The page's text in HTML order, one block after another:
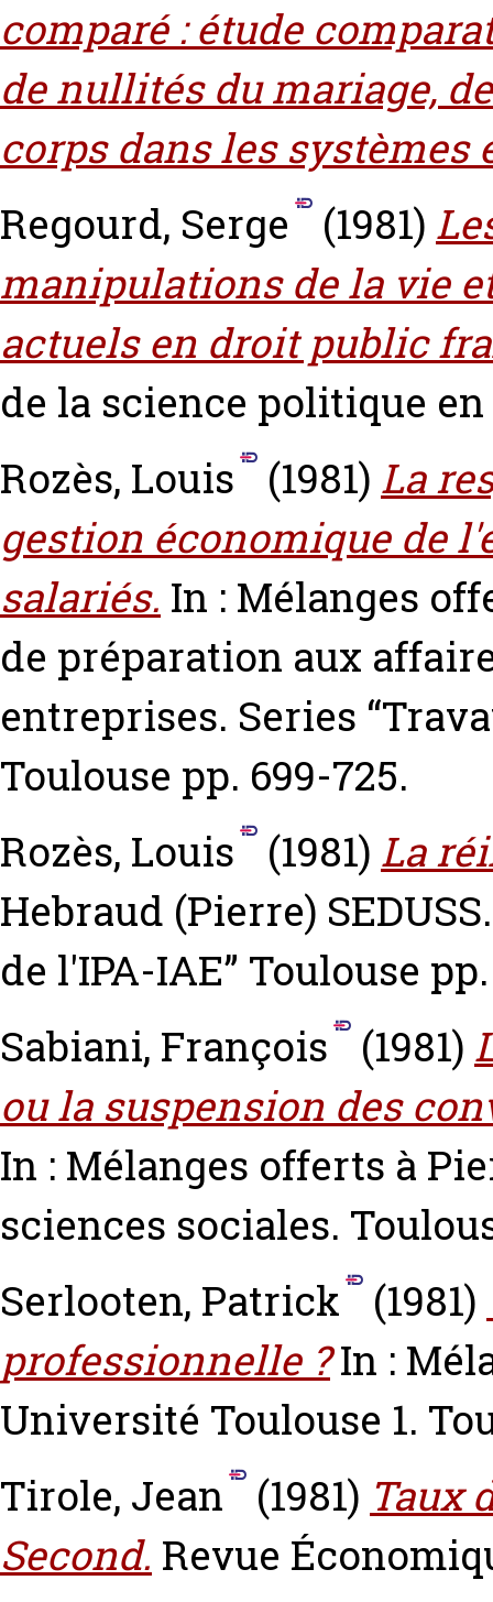
comparé : étude
de nullités du mariage,
corps dans les systèmes
Regourd, Serge
(1981)
manipulations de la vie
actuels en droit public
de la science politique
Rozès, Louis
(1981) La
gestion économique de
salariés. In : Mélanges
de préparation aux
entreprises. Series
Toulouse pp. 699-725.
Rozès, Louis
(1981) La
Hebraud (Pierre)
de l'IPA-IAE” Toulouse
Sabiani, François
(1981)
ou la suspension des
In : Mélanges offerts à
sciences sociales.
Serlooten, Patrick
(1981)
professionnelle ?In :
Université Toulouse 1.
Tirole, Jean
(1981) Taux
Second. Revue